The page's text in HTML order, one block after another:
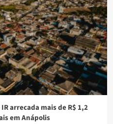
arrecada mais de R$ 1,2
em Anápolis